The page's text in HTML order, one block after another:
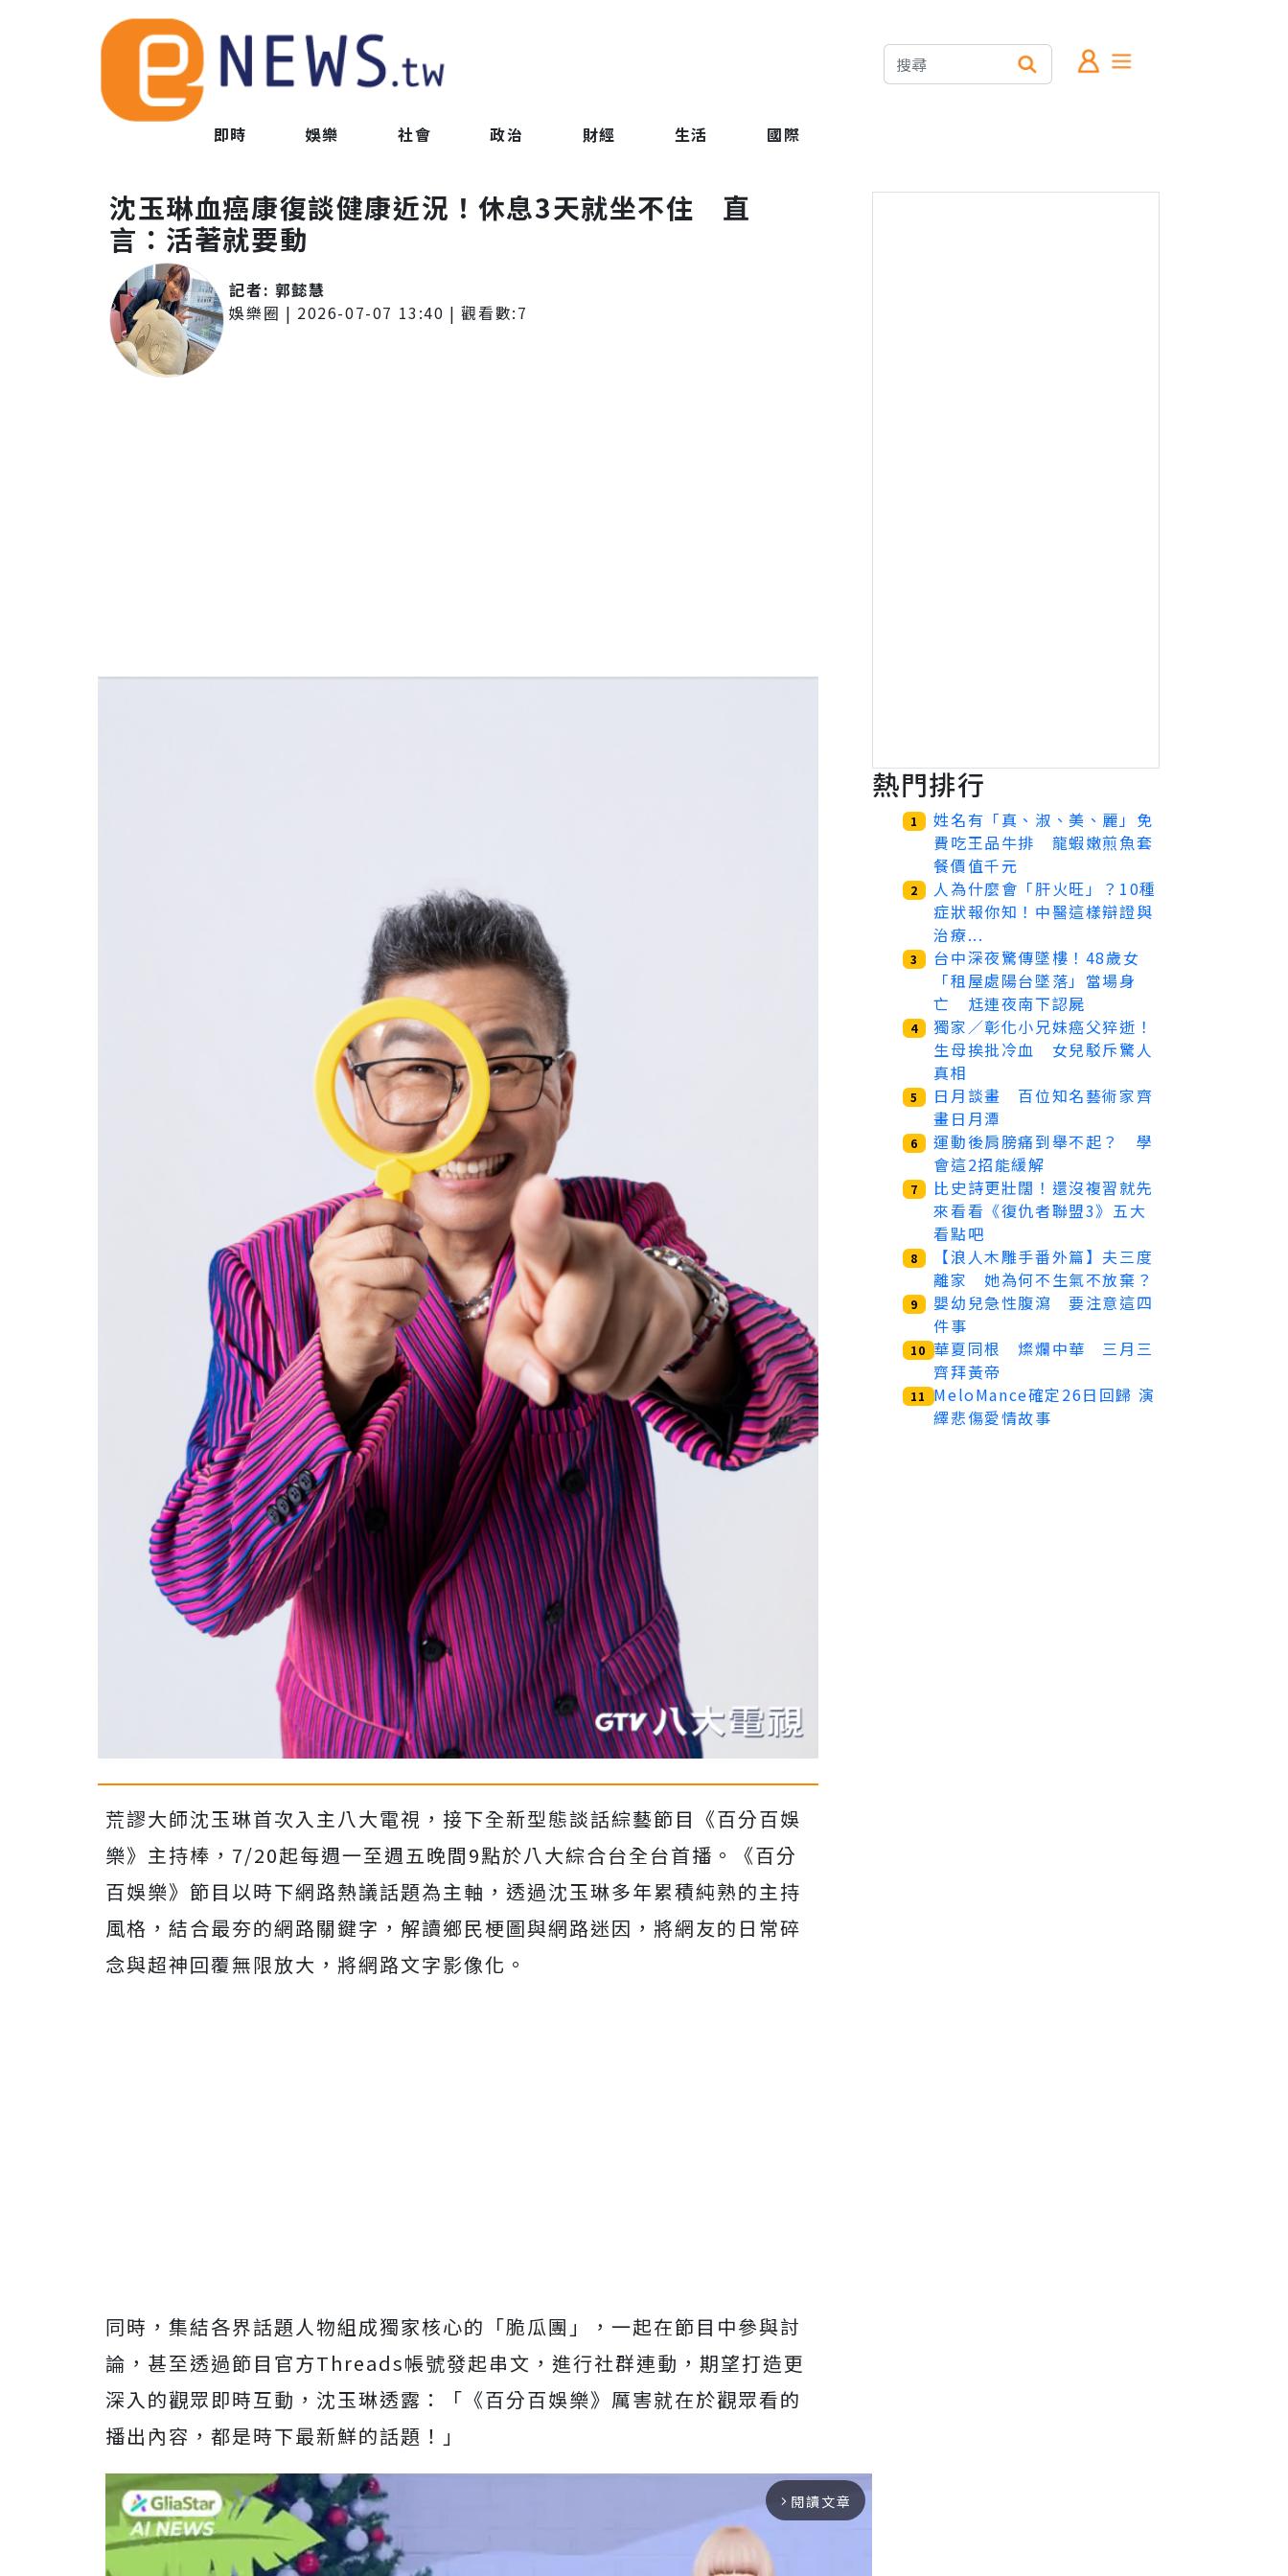
即時 娛樂 社會 政治 財經 生活 國際
沈玉琳血癌康復談健康近況！休息3天就坐不住 直
言：活著就要動
記者: 郭懿慧
娛樂圈 | 2026-07-07 13:40 | 觀看數:7
荒謬大師沈玉琳首次入主八大電視，接下全新型態談話綜藝節目《百分百娛
樂》主持棒， 7/20起每週一至週五晚間9點於八大綜合台全台首播。《百分
百娛樂》節目以時下網路熱議話題為主軸， 透過沈玉琳多年累積純熟的主持
風格，結合最夯的網路關鍵字， 解讀鄉民梗圖與網路迷因，將網友的日常碎
念與超神回覆無限放大， 將網路文字影像化。
同時，集結各界話題人物組成獨家核心的「脆瓜團」，一起在節目中參與討
論，甚至透過節目官方Threads帳號發起串文，進行社群連動，期望打造更
深入的觀眾即時互動， 沈玉琳透露：「《百分百娛樂》厲害就在於觀眾看的
播出內容， 都是時下最新鮮的話題！」
arrow_forward_ios 閱讀文章
熱門排行
1
姓名有「真、淑、美、麗」免
費吃王品牛排 龍蝦嫩煎魚套
餐價值千元
2
人為什麼會「肝火旺」？10種
症狀報你知！中醫這樣辯證與
治療...
3
台中深夜驚傳墜樓！48歲女
「租屋處陽台墜落」當場身
亡 尪連夜南下認屍
4
獨家／彰化小兄妹癌父猝逝！
生母挨批冷血 女兒駁斥驚人
真相
5
日月談畫 百位知名藝術家齊
畫日月潭
6
運動後肩膀痛到舉不起？ 學
會這2招能緩解
7
比史詩更壯闊！還沒複習就先
來看看《復仇者聯盟3》五大
看點吧
8
【浪人木雕手番外篇】夫三度
離家 她為何不生氣不放棄？
9
嬰幼兒急性腹瀉 要注意這四
件事
10 華夏同根 燦爛中華 三月三
齊拜黃帝
11
MeloMance確定26日回歸 演
繹悲傷愛情故事